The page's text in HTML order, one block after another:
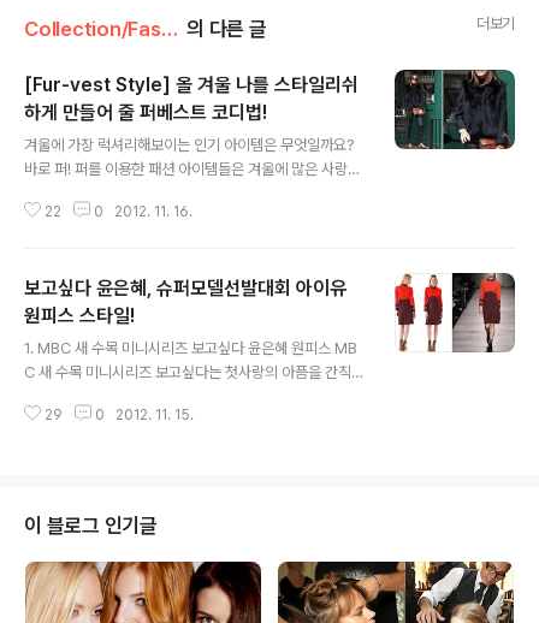
Collection/Fashion 의 다른 글 더보기
[Fur-vest Style] 올 겨울 나를 스타일리쉬
하게 만들어 줄 퍼베스트 코디법!
겨울에 가장 럭셔리해보이는 인기 아이템은 무엇일까요?
바로 퍼! 퍼를 이용한 패션 아이템들은 겨울에 많은 사랑을
소개해드리려 합니다. 어디든지 걸치기 쉬운 퍼베스트 함
크한 느낌까지 모두 연출해 준답니다. 롱 퍼 베스트를 벨트
와 함께 매치하면 여성스러우면서도 고급스러운 느낌을 살
려줄 수 있어요. 니트원피스와 롱부츠를 선택하셔도 좋고
요. 이보다 짧은 퍼 베스트를 선택하신다면 캐주얼 룩에 더
욱 잘 어울리는 활동적이고 발랄한 느낌으로 연출된답니
다. 르샵(LeShop) 엔터식스 왕십리역점 > 동탄 메타폴리
22 0 2012. 11. 16.
보고싶다 윤은혜, 슈퍼모델선발대회 아이유
원피스 스타일!
1. MBC 새 수목 미니시리즈 보고싶다 윤은혜 원피스 MB
C 새 수목 미니시리즈 보고싶다는 첫사랑의 아픔을 간직하
다시 사랑하게 되는 과정을 담은 멜로 드라마 랍니다. 1년
박유천과 윤은혜의 만남으로 화제가 되고 있는 드라마 보
고싶다. 이와 함께 화제가 되고 있는 것이 있는데요. 보고싶
다 포스터 속 윤은혜씨의 원피스가 바로 그 것입니다. 이 원
피스는 얼마 전 울랄라 부부 김정은 스타일 편에서도 엔실
장이 소개해 드렸던 마크바이마크제이콥스 사의 원피스예
29 0 2012. 11. 15.
이 블로그 인기글